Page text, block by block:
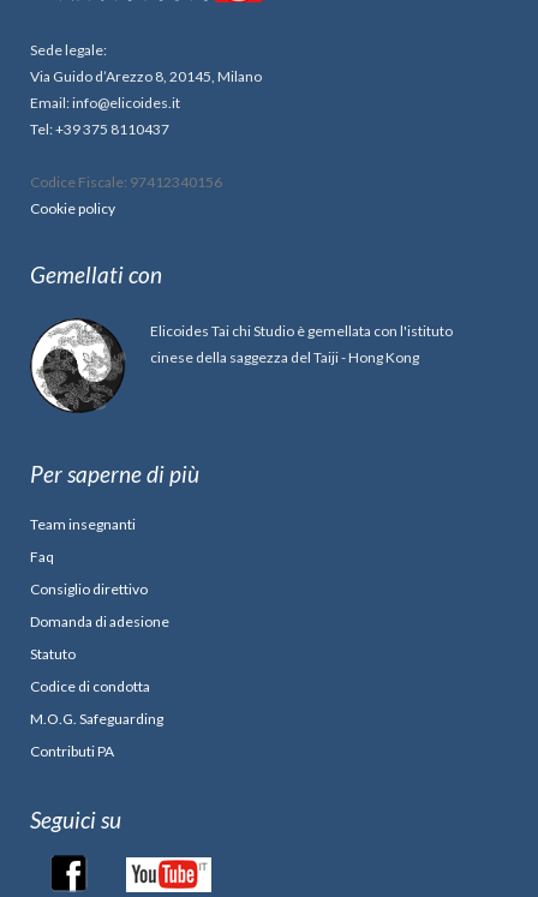
Sede legale:
Via Guido d’Arezzo 8, 20145, Milano
Email: info@elicoides.it
Tel: +39 375 8110437
Codice Fiscale: 97412340156
Cookie policy
Gemellati con
Elicoides Tai chi Studio è gemellata con l'istituto
cinese della saggezza del Taiji - Hong Kong
Per saperne di più
Team insegnanti
Faq
Consiglio direttivo
Domanda di adesione
Statuto
Codice di condotta
M.O.G. Safeguarding
Contributi PA
Seguici su